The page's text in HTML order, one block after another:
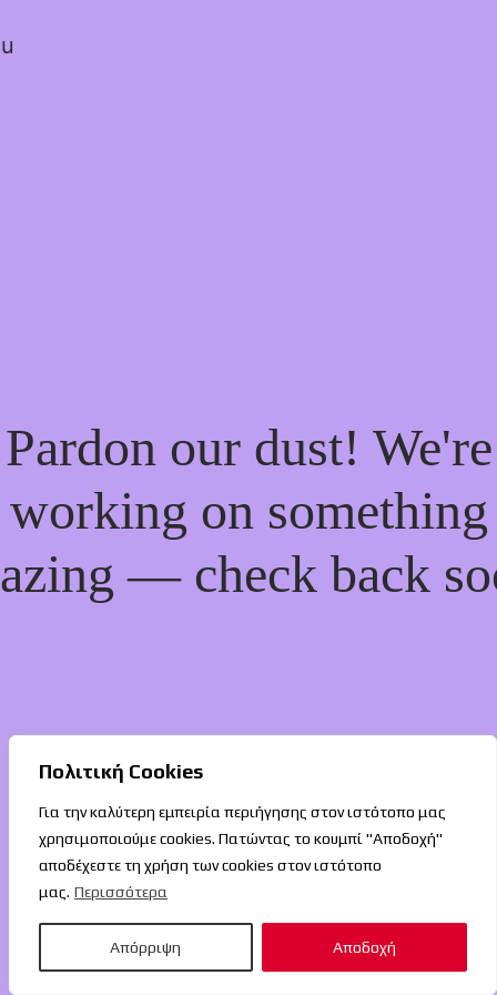
Πολιτική Cookies
Για την καλύτερη εμπειρία περιήγησης στον ιστότοπο μας
χρησιμοποιούμε cookies. Πατώντας το κουμπί "Αποδοχή"
αποδέχεστε τη χρήση των cookies στον ιστότοπο
μας. Περισσότερα
Απόρριψη Αποδοχή
Pardon our dust! We're
working on something
— check back